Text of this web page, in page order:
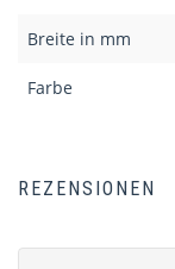
Breite in mm
Farbe
REZENSIONEN